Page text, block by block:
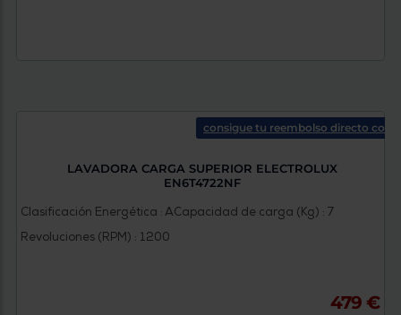
consigue tu reembolso directo con
LAVADORA CARGA SUPERIOR ELECTROLUX
EN6T4722NF
Clasificación Energética : ACapacidad de carga (Kg) : 7
Revoluciones (RPM) : 1200
479 €